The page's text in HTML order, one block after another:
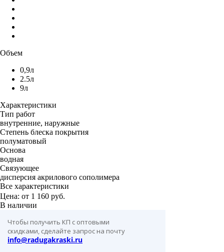
Объем
0,9л
2.5л
9л
Характеристики
Тип работ
внутренние, наружные
Степень блеска покрытия
полуматовый
Основа
водная
Связующее
дисперсия акрилового сополимера
Все характеристики
Цена: от 1 160 руб.
В наличии
Чтобы получить КП с оптовыми
скидками, сделайте запрос на почту
info@radugakraski.ru